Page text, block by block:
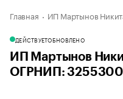
Главная ИП Мартынов
ДЕЙСТВУЕТОБНОВЛЕНО
ИП Мартынов
ОГРНИП: